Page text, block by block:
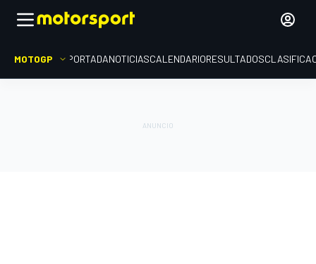
MOTOGP PORTADANOTICIASCALENDARIORESULTADOS